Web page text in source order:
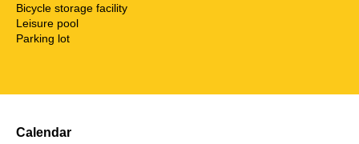
Bicycle storage facility
Leisure pool
Parking lot
Calendar